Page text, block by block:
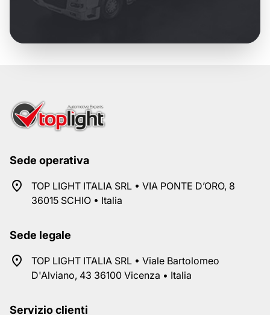
Sede operativa
TOP LIGHT ITALIA SRL • VIA PONTE D’ORO, 8
36015 SCHIO • Italia
Sede legale
TOP LIGHT ITALIA SRL • Viale Bartolomeo
D'Alviano, 43 36100 Vicenza • Italia
Servizio clienti